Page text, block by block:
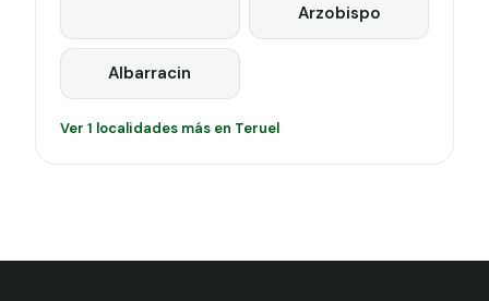
Arzobispo
Albarracin
Ver 1 localidades más en Teruel